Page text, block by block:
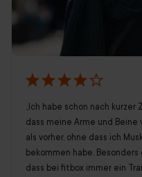
„Ich habe schon nach
dass meine Arme und Beine
als vorher, ohne dass ich
bekommen habe. Besonders
dass bei fitbox immer ein